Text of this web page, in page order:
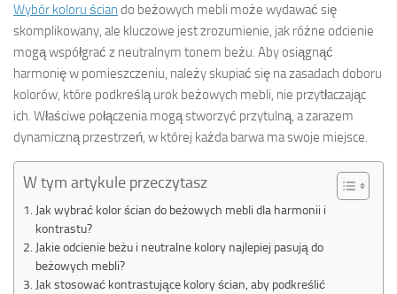
Wybór koloru ścian do beżowych mebli może wydawać się
skomplikowany, ale kluczowe jest zrozumienie, jak różne odcienie
mogą współgrać z neutralnym tonem beżu. Aby osiągnąć
harmonię w pomieszczeniu, należy skupiać się na zasadach doboru
kolorów, które podkreślą urok beżowych mebli, nie przytłaczając
ich. Właściwe połączenia mogą stworzyć przytulną, a zarazem
dynamiczną przestrzeń, w której każda barwa ma swoje miejsce.
W tym artykule przeczytasz
Jak wybrać kolor ścian do beżowych mebli dla harmonii i
kontrastu?
Jakie odcienie beżu i neutralne kolory najlepiej pasują do
beżowych mebli?
Jak stosować kontrastujące kolory ścian, aby podkreślić